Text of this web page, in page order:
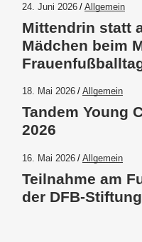
24. Juni 2026 Allgemein
Mittendrin statt
Mädchen beim
18. Mai 2026 Allgemein
Tandem Young
2026
16. Mai 2026 Allgemein
Teilnahme am
der DFB-